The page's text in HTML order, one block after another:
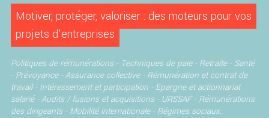
Motiver, protéger, valoriser : des moteurs pour vos
projets d’entreprises
Politiques de rémunérations - Techniques de paie - Retraite - Santé
- Prévoyance - Assurance collective - Rémunération et contrat de
travail - Intéressement et participation - Epargne et actionnariat
salarié -Audits / fusions et acquisitions - URSSAF - Rémunérations
des dirigeants - Mobilité internationale - Régimes sociaux.